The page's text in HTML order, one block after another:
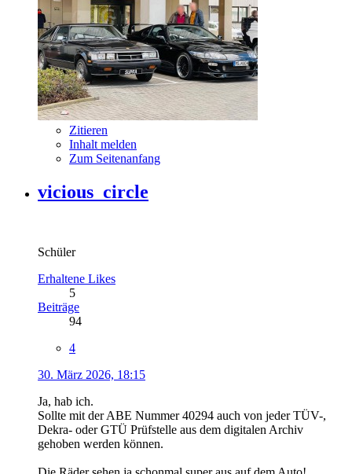
Zitieren
Inhalt melden
Zum Seitenanfang
vicious_circle
Schüler
Erhaltene Likes
5
Beiträge
94
4
30. März 2026, 18:15
Ja, hab ich.
Sollte mit der ABE Nummer 40294 auch von jeder TÜV-,
Dekra- oder GTÜ Prüfstelle aus dem digitalen Archiv
gehoben werden können.